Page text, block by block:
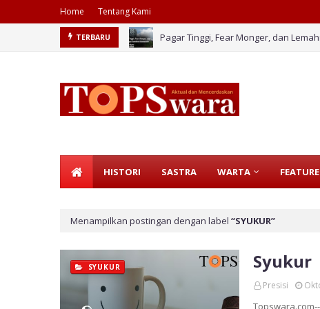
Home Tentang Kami
TERBARU Pagar Tinggi, Fear Monger, dan
HISTORI SASTRA WARTA FEATURE
Menampilkan postingan dengan label SYUKUR
SYUKUR Syukur
Presisi